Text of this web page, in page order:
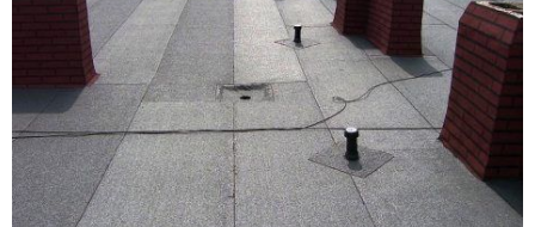
Bugac
Bugacpusztaháza
Császártöltés
Csátalja
Csávoly
Csengőd